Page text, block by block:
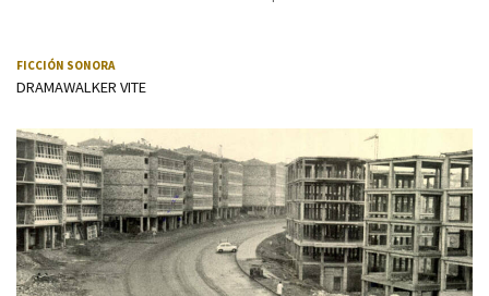
FICCIÓN SONORA
DRAMAWALKER VITE